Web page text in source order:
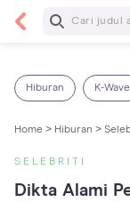
Hiburan K-Wave
Home > Hiburan >
SELEBRITI
Dikta Alami